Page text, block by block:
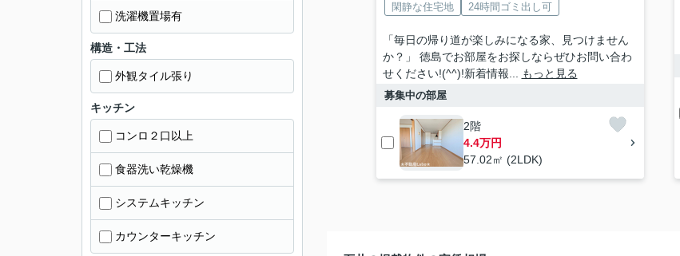
閑静な住宅地
24時間ゴミ出し可
「毎日の帰り道が楽しみになる家、見つけません
か？」 徳島でお部屋をお探しならぜひお問い合わ
せください!(^^)!新着情報...
もっと見る
募集中の部屋
2階
4.4万円
57.02㎡ (2LDK)
洗濯機置場有
構造・工法
外観タイル張り
キッチン
コンロ２口以上
食器洗い乾燥機
システムキッチン
カウンターキッチン